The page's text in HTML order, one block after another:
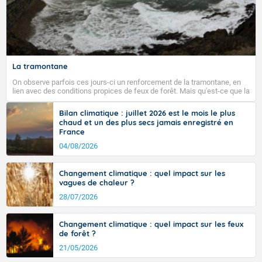
La tramontane
On observe parfois ces jours-ci un renforcement de la tramontane, en
lien avec des conditions propices de feux de forêt. Mais qu'est-ce que la
tramontane ? Quelles sont ses caractéristiques ? La tramontane est un
vent turbulent soufflant de secteur nord-ouest à nord, ou ouest à nord-
ouest, dans un secteur qui part du Roussillon à la vallée de l’Aude et à
l’ouest de l’Hérault. L’étymologie de ce vent vient du latin trasmontanus,
signifiant au-delà des monts, en allusion aux régions montagneuses
d’où provient ce vent.
Bilan climatique : juillet 2026 est le mois le plus
chaud et un des plus secs jamais enregistré en
France
04/08/2026
Changement climatique : quel impact sur les
vagues de chaleur ?
28/07/2026
Changement climatique : quel impact sur les feux
de forêt ?
21/05/2026